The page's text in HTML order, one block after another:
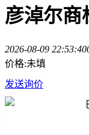
彦淖尔商
2026-08-09 22:53:40
价格:未填
发送询价